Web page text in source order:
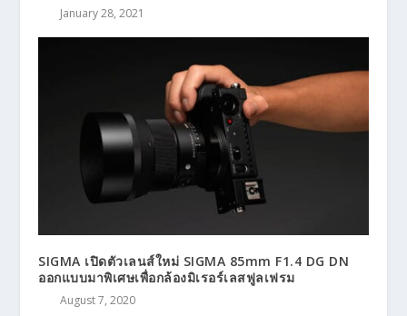
January 28, 2021
SIGMA เปิดตัวเลนส์ใหม่ SIGMA 85mm F1.4 DG DN
ออกแบบมาพิเศษเพื่อกล้องมิเรอร์เลสฟูลเฟรม
August 7, 2020